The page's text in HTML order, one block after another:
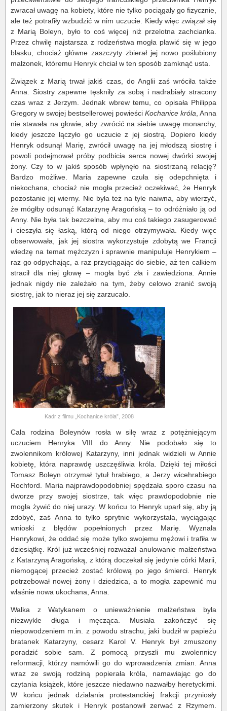
zwracał uwagę na kobiety, które nie tylko pociągały go fizycznie,
ale też potrafiły wzbudzić w nim uczucie. Kiedy więc związał się
z Marią Boleyn, było to coś więcej niż przelotna zachcianka.
Przez chwilę najstarsza z rodzeństwa mogła pławić się w jego
blasku, chociaż główne zaszczyty zbierał jej nowo poślubiony
małżonek, któremu Henryk chciał w ten sposób zamknąć usta.
Związek z Marią trwał jakiś czas, do Anglii zaś wróciła także
Anna. Siostry zapewne tęskniły za sobą i nadrabiały stracony
czas wraz z Jerzym. Jednak wbrew temu, co opisała Philippa
Gregory w swojej bestsellerowej powieści Kochanice króla , Anna
nie stawała na głowie, aby zwrócić na siebie uwagę monarchy,
kiedy jeszcze łączyło go uczucie z jej siostrą. Dopiero kiedy
Henryk odsunął Marię, zwrócił uwagę na jej młodszą siostrę i
powoli podejmował próby podbicia serca nowej dwórki swojej
żony. Czy to w jakiś sposób wpłynęło na siostrzaną relację?
Bardzo możliwe. Maria zapewne czuła się odepchnięta i
niekochana, chociaż nie mogła przecież oczekiwać, że Henryk
pozostanie jej wierny. Nie była też na tyle naiwna, aby wierzyć,
że mógłby odsunąć Katarzynę Aragońską – to odróżniało ją od
Anny. Nie była tak bezczelna, aby mu coś takiego zasugerować
i cieszyła się łaską, którą od niego otrzymywała. Kiedy więc
obserwowała, jak jej siostra wykorzystuje zdobytą we Francji
wiedzę na temat mężczyzn i sprawnie manipuluje Henrykiem –
raz go odpychając, a raz przyciągając do siebie, aż ten całkiem
stracił dla niej głowę – mogła być zła i zawiedziona. Annie
jednak nigdy nie zależało na tym, żeby celowo zranić swoją
siostrę, jak to nieraz jej się zarzucało.
Kadr z filmu „Kochanice króla”, 2008
Cała rodzina Boleynów rosła w siłę wraz z potężniejącym
uczuciem Henryka VIII do Anny. Nie podobało się to
zwolennikom królowej Katarzyny, inni jednak widzieli w Annie
kobietę, która naprawdę uszczęśliwia króla. Dzięki tej miłości
Tomasz Boleyn otrzymał tytuł hrabiego, a Jerzy wicehrabiego
Rochford. Maria najprawdopodobniej spędzała sporo czasu na
dworze przy swojej siostrze, tak więc prawdopodobnie nie
mogła żywić do niej urazy. W końcu to Henryk uparł się, aby ją
zdobyć, zaś Anna to tylko sprytnie wykorzystała, wyciągając
wnioski z błędów popełnionych przez Marię. Wyznała
Henrykowi, że oddać się może tylko swojemu mężowi i trafiła w
dziesiątkę. Król już wcześniej rozważał anulowanie małżeństwa
z Katarzyną Aragońską, z którą doczekał się jedynie córki Marii,
niemogącej przecież zostać królową po jego śmierci. Henryk
potrzebował nowej żony i dziedzica, a to mogła zapewnić mu
właśnie nowa ukochana, Anna.
Walka z Watykanem o unieważnienie małżeństwa była
niezwykle długa i męcząca. Musiała zakończyć się
niepowodzeniem m.in. z powodu strachu, jaki budził w papieżu
bratanek Katarzyny, cesarz Karol V. Henryk był zmuszony
poradzić sobie sam. Z pomocą przyszli mu zwolennicy
reformacji, którzy namówili go do wprowadzenia zmian. Anna
wraz ze swoją rodziną popierała króla, namawiając go do
czytania książek, które jeszcze niedawno nazwałby heretyckimi.
W końcu jednak działania protestanckiej frakcji przyniosły
zamierzony skutek i Henryk postanowił zerwać z Rzymem.